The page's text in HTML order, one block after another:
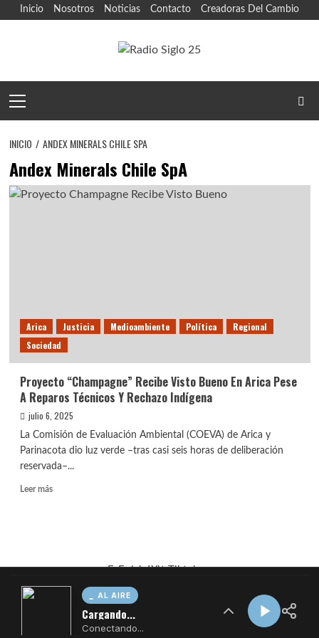
AL AIRE
Cargando...
Conectando...